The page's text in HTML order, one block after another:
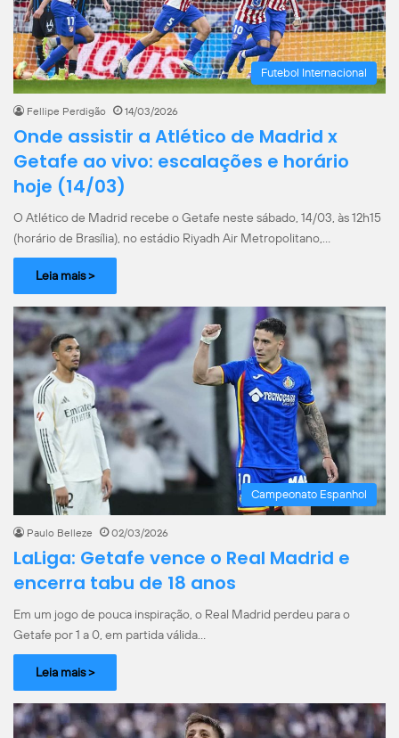
Futebol Internacional
Fellipe Perdigão 14/03/2026
Onde assistir a Atlético de Madrid x
Getafe ao vivo: escalações e horário
hoje (14/03)
O Atlético de Madrid recebe o Getafe neste sábado, 14/03, às 12h15
(horário de Brasília), no estádio Riyadh Air Metropolitano,…
Leia mais >
Campeonato Espanhol
Paulo Belleze 02/03/2026
LaLiga: Getafe vence o Real Madrid e
encerra tabu de 18 anos
Em um jogo de pouca inspiração, o Real Madrid perdeu para o
Getafe por 1 a 0, em partida válida…
Leia mais >